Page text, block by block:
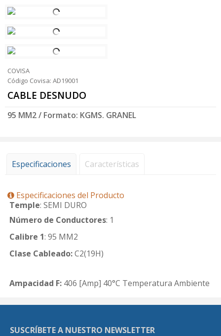
COVISA
Código Covisa: AD19001
CABLE DESNUDO
95 MM2 / Formato: KGMS. GRANEL
Especificaciones Características
Especificaciones del Producto
Temple: SEMI DURO
Número de Conductores: 1
Calibre 1: 95 MM2
Clase Cableado:C2(19H)
Ampacidad F: 406 [Amp] 40°C Temperatura Ambiente
SUSCRÍBETE A NUESTRO NEWSLETTER